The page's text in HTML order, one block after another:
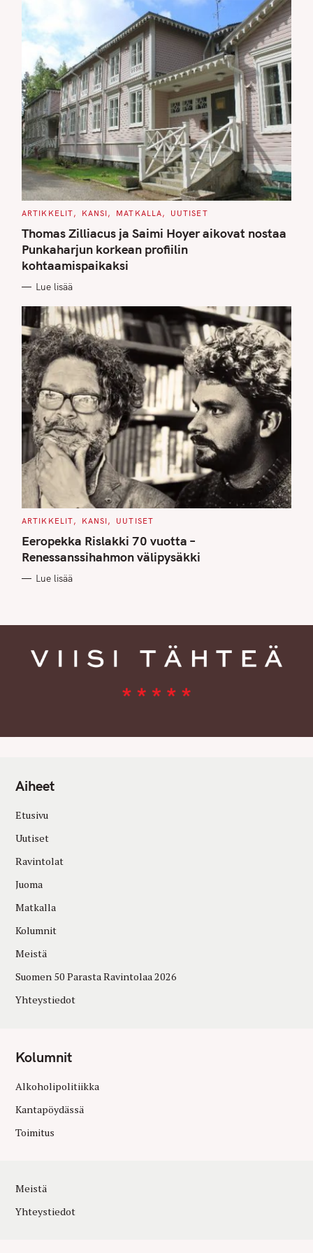
C
T
E
G
O
R
I
S
ARTIKKELIT KANSI MATKALLA UUTISET
Thomas Zilliacus ja Saimi Hoyer aikovat nostaa
Punkaharjun korkean profiilin
kohtaamispaikaksi
Lue lisää
C
T
E
G
O
I
ARTIKKELIT KANSI UUTISET
Eeropekka Rislakki 70 vuotta –
Renessanssihahmon välipysäkki
Lue lisää
Aiheet
Etusivu
Uutiset
Ravintolat
Juoma
Matkalla
Kolumnit
Meistä
Suomen 50 Parasta Ravintolaa 2026
Yhteystiedot
Kolumnit
Alkoholipolitiikka
Kantapöydässä
Toimitus
Meistä
Yhteystiedot